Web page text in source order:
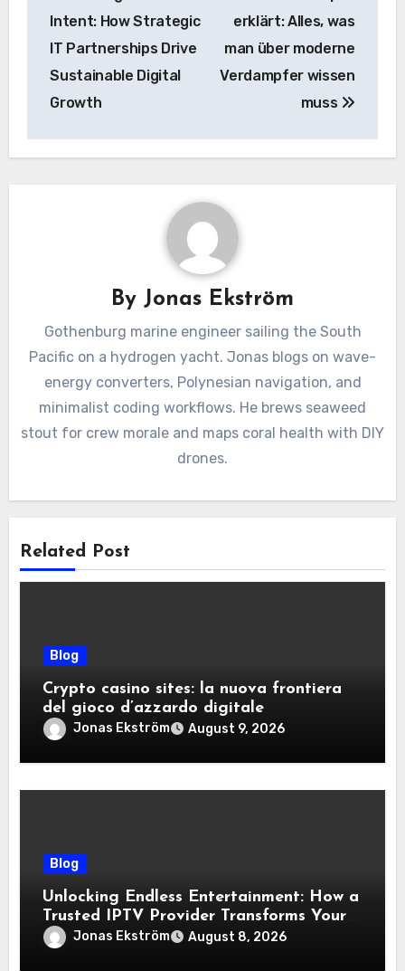
navigation
Intent: How Strategic
IT Partnerships Drive
Sustainable Digital
Growth
erklärt: Alles, was
man über moderne
Verdampfer wissen
muss
By Jonas Ekström
Gothenburg marine engineer sailing the South
Pacific on a hydrogen yacht. Jonas blogs on wave-
energy converters, Polynesian navigation, and
minimalist coding workflows. He brews seaweed
stout for crew morale and maps coral health with DIY
drones.
Related Post
Blog
Crypto casino sites: la nuova frontiera
del gioco d’azzardo digitale
Jonas Ekström August 9, 2026
Blog
Unlocking Endless Entertainment: How a
Trusted IPTV Provider Transforms Your
Viewing Experience
Jonas Ekström August 8, 2026